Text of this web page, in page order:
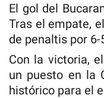
El gol del
Tras el empate,
de penaltis por 6-
Con la victoria,
un puesto en la
histórico para el